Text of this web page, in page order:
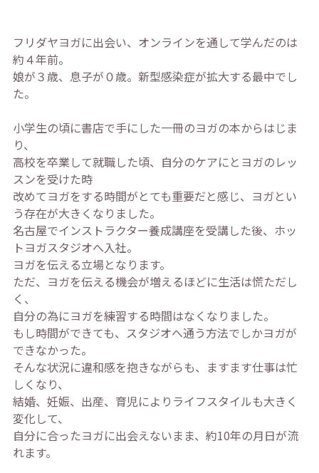
フリダヤヨガに出会い、オンラインを通して学んだのは
約４年前。
娘が３歳、息子が０歳。新型感染症が拡大する最中でし
た。
小学生の頃に書店で手にした一冊のヨガの本からはじま
り、
高校を卒業して就職した頃、自分のケアにとヨガのレッ
スンを受けた時
改めてヨガをする時間がとても重要だと感じ、ヨガとい
う存在が大きくなりました。
名古屋でインストラクター養成講座を受講した後、ホッ
トヨガスタジオへ入社。
ヨガを伝える立場となります。
ただ、ヨガを伝える機会が増えるほどに生活は慌ただし
く、
自分の為にヨガを練習する時間はなくなりました。
もし時間ができても、スタジオへ通う方法でしかヨガが
できなかった。
そんな状況に違和感を抱きながらも、ますます仕事は忙
しくなり、
結婚、妊娠、出産、育児によりライフスタイルも大きく
変化して、
自分に合ったヨガに出会えないまま、約10年の月日が流
れます。